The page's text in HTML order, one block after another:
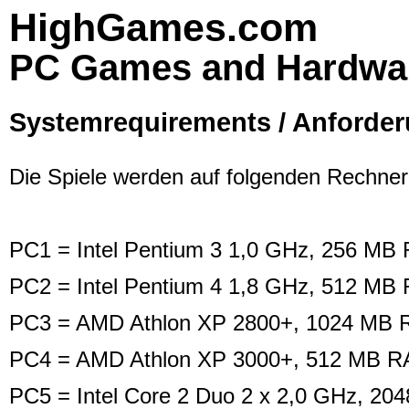
HighGames.com
PC Games and
Systemrequirements /
Die Spiele werden auf folgenden
PC1 = Intel Pentium 3 1,0 GHz, 256
PC2 = Intel Pentium 4 1,8 GHz, 512
PC3 = AMD Athlon XP 2800+, 1024 MB
PC4 = AMD Athlon XP 3000+, 512 MB
PC5 = Intel Core 2 Duo 2 x 2,0 GHz,